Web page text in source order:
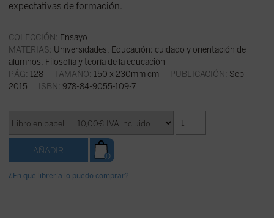
expectativas de formación.
COLECCIÓN: Ensayo
MATERIAS: Universidades, Educación: cuidado y orientación de
alumnos, Filosofía y teoría de la educación
PÁG: 128 TAMAÑO: 150 x 230mm cm PUBLICACIÓN: Sep
2015 ISBN: 978-84-9055-109-7
¿En qué librería lo puedo comprar?